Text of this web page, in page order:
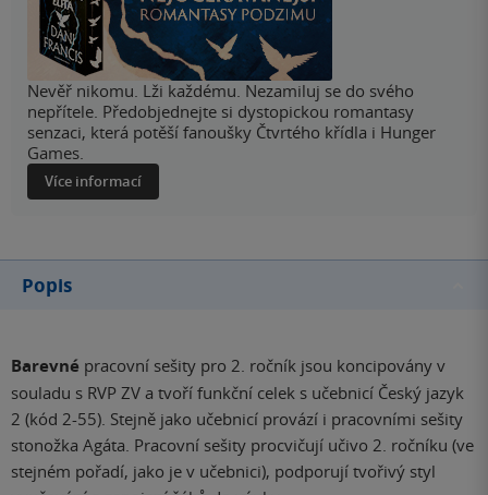
Nevěř nikomu. Lži každému. Nezamiluj se do svého
nepřítele. Předobjednejte si dystopickou romantasy
senzaci, která potěší fanoušky Čtvrtého křídla i Hunger
Games.
Více informací
Popis
Barevné pracovní sešity pro 2. ročník jsou koncipovány v
souladu s RVP ZV a tvoří funkční celek s učebnicí Český jazyk
2 (kód 2-55). Stejně jako učebnicí provází i pracovními sešity
stonožka Agáta. Pracovní sešity procvičují učivo 2. ročníku (ve
stejném pořadí, jako je v učebnici), podporují tvořivý styl